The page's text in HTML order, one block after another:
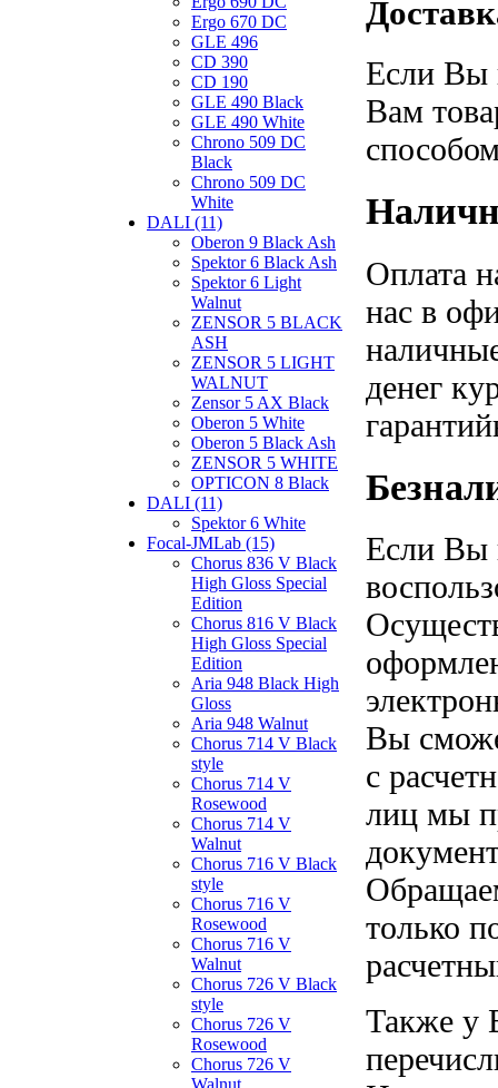
Ergo 670 DC
GLE 496
CD 390
CD 190
GLE 490 Black
GLE 490 White
Chrono 509 DC
Black
Chrono 509 DC
White
DALI (11)
Oberon 9 Black Ash
Spektor 6 Black Ash
Spektor 6 Light
Walnut
ZENSOR 5 BLACK
ASH
ZENSOR 5 LIGHT
WALNUT
Zensor 5 AX Black
Oberon 5 White
Oberon 5 Black Ash
ZENSOR 5 WHITE
OPTICON 8 Black
DALI (11)
Spektor 6 White
Focal-JMLab (15)
Chorus 836 V Black
High Gloss Special
Edition
Chorus 816 V Black
High Gloss Special
Edition
Aria 948 Black High
Gloss
Aria 948 Walnut
Chorus 714 V Black
style
Chorus 714 V
Rosewood
Chorus 714 V
Walnut
Chorus 716 V Black
style
Chorus 716 V
Rosewood
Chorus 716 V
Walnut
Chorus 726 V Black
style
Chorus 726 V
Rosewood
Chorus 726 V
Walnut
Если Вы
Вам
Оплата
нас в
денег
Если Вы
Вы
с
лиц мы
только
Также у